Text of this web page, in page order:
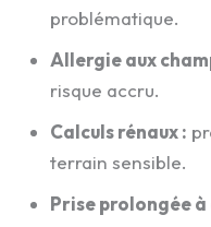
problématique.
Allergie aux
risque accru.
Calculs rénaux :
terrain sensible.
Prise prolongée à